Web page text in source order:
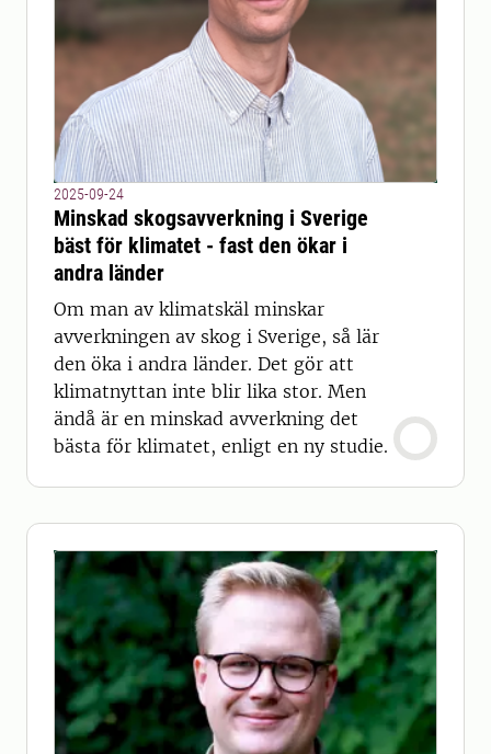
2025-09-24
Minskad skogsavverkning i Sverige
bäst för klimatet - fast den ökar i
andra länder
Om man av klimatskäl minskar
avverkningen av skog i Sverige, så lär
den öka i andra länder. Det gör att
klimatnyttan inte blir lika stor. Men
ändå är en minskad avverkning det
bästa för klimatet, enligt en ny studie.